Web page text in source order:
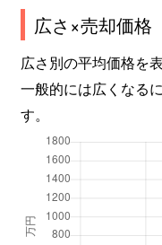
広さ×売却価格
広さ別の平均価格を
一般的には広くなる
す。